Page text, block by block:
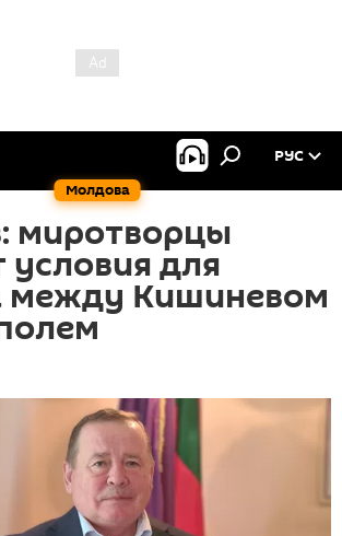
Молдова
РУС
миротворцы
условия для
между Кишиневом